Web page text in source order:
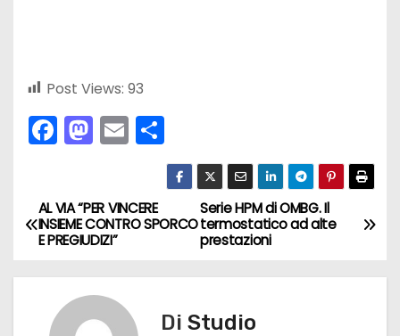
Post Views: 93
F
a
e
b
o
o
M
a
o
d
o
n
E
m
l
C
o
n
di
di
N
a
Serie HPM di OMBG. Il
termostatico ad alte
prestazioni
AL VIA “PER VINCERE
INSIEME CONTRO SPORCO
E PREGIUDIZI”
Di Studio